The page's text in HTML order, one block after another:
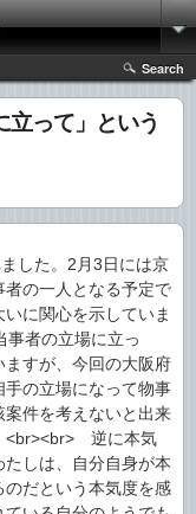
Search
って」という
した。2月3日には京
の一人となる予定で
に関心を示していま
者の立場に立っ
すが、今回の大阪府
の立場になって物事
件を考えないと出来
<br><br> 逆に本気
しは、自分自身が本
だという本気度を感